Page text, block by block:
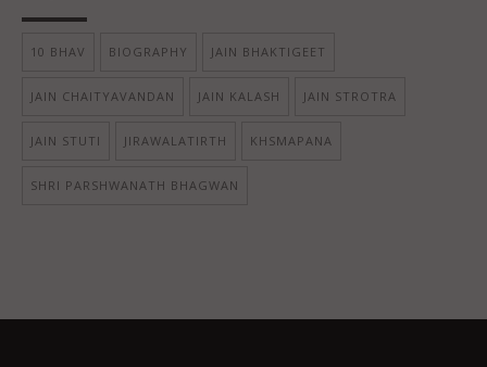
10 BHAV BIOGRAPHY JAIN BHAKTIGEET
JAIN CHAITYAVANDAN JAIN KALASH JAIN STROTRA
JAIN STUTI JIRAWALATIRTH KHSMAPANA
SHRI PARSHWANATH BHAGWAN